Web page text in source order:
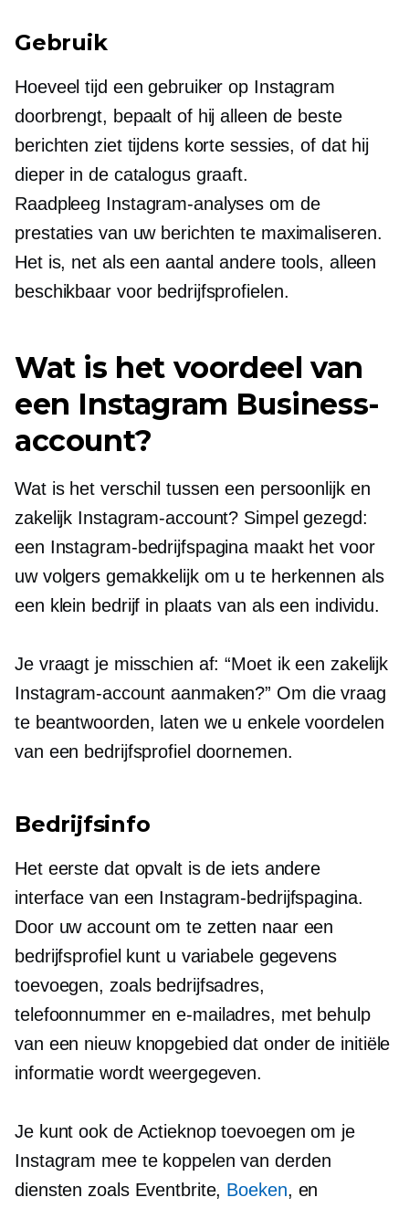
Gebruik
Hoeveel tijd een gebruiker op Instagram
doorbrengt, bepaalt of hij alleen de beste
berichten ziet tijdens korte sessies, of dat hij
dieper in de catalogus graaft.
Raadpleeg Instagram-analyses om de
prestaties van uw berichten te maximaliseren.
Het is, net als een aantal andere tools, alleen
beschikbaar voor bedrijfsprofielen.
Wat is het voordeel van
een Instagram Business-
account?
Wat is het verschil tussen een persoonlijk en
zakelijk Instagram-account? Simpel gezegd:
een Instagram-bedrijfspagina maakt het voor
uw volgers gemakkelijk om u te herkennen als
een klein bedrijf in plaats van als een individu.
Je vraagt ​​je misschien af: “Moet ik een zakelijk
Instagram-account aanmaken?” Om die vraag
te beantwoorden, laten we u enkele voordelen
van een bedrijfsprofiel doornemen.
Bedrijfsinfo
Het eerste dat opvalt is de iets andere
interface van een Instagram-bedrijfspagina.
Door uw account om te zetten naar een
bedrijfsprofiel kunt u variabele gegevens
toevoegen, zoals bedrijfsadres,
telefoonnummer en e-mailadres, met behulp
van een nieuw knopgebied dat onder de initiële
informatie wordt weergegeven.
Je kunt ook de Actieknop toevoegen om je
Instagram mee te koppelenvan derden
diensten zoals Eventbrite, Boeken, en